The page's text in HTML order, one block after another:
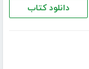
دانلود کتاب